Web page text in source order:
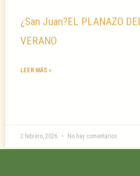
¿San Juan?EL PLANAZO DEL
VERANO
LEER MÁS »
2 febrero, 2026 No hay comentarios